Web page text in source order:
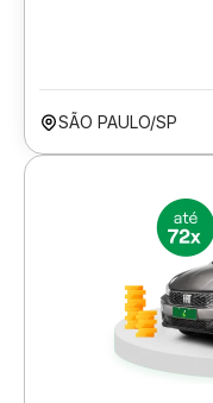
SÃO PAULO/SP